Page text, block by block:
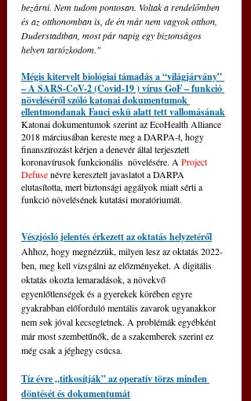
bezárni. Nem tudom pontosan. Voltak a rendelőmben
és az otthonomban is, de én már nem vagyok otthon,
Duderstadtban, most pár napig egy biztonságos
helyen tartózkodom."
Mégis kitervelt biológiai támadás a “világjárvány”
– A SARS-CoV-2 (Covid-19 ) vírus GoF – funkció
növeléséről szóló katonai dokumentumok
ellentmondanak Fauci eskü alatt tett vallomásának
Katonai dokumentumok szerint az EcoHealth Alliance
2018 márciusában kereste meg a DARPA-t, hogy
finanszírozást kérjen a denevér által terjesztett
koronavírusok funkcionális  növelésére. A Project
Defuse névre keresztelt javaslatot a DARPA
elutasította, mert biztonsági aggályok miatt sérti a
funkció növelésének kutatási moratóriumát.
Vészjósló jelentés érkezett az oktatás helyzetéről
Ahhoz, hogy megnézzük, milyen lesz az oktatás 2022-
ben, meg kell vizsgálni az előzményeket. A digitális
oktatás okozta lemaradások, a növekvő
egyenlőtlenségek és a gyerekek körében egyre
gyakrabban előforduló mentális zavarok ugyanakkor
nem sok jóval kecsegtetnek. A problémák egyébként
már most szembetűnők, de a szakemberek szerint ez
még csak a jéghegy csúcsa.
Tíz évre „titkosítják” az operatív törzs minden
döntését és dokumentumát